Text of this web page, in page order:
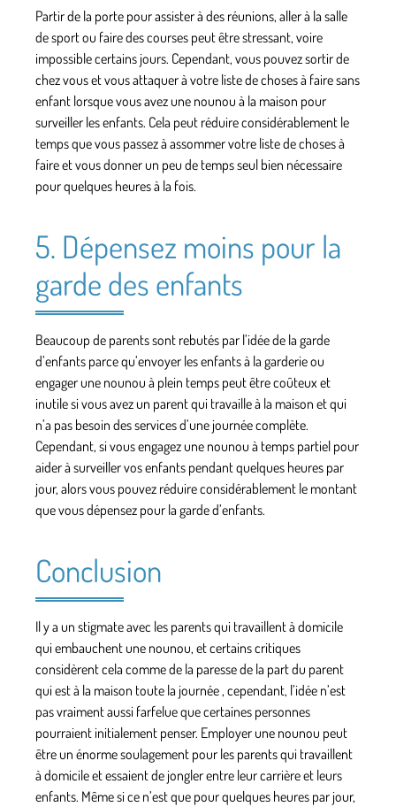
Partir de la porte pour assister à des réunions, aller à la salle
de sport ou faire des courses peut être stressant, voire
impossible certains jours. Cependant, vous pouvez sortir de
chez vous et vous attaquer à votre liste de choses à faire sans
enfant lorsque vous avez une nounou à la maison pour
surveiller les enfants. Cela peut réduire considérablement le
temps que vous passez à assommer votre liste de choses à
faire et vous donner un peu de temps seul bien nécessaire
pour quelques heures à la fois.
5. Dépensez moins pour la
garde des enfants
Beaucoup de parents sont rebutés par l’idée de la garde
d’enfants parce qu’envoyer les enfants à la garderie ou
engager une nounou à plein temps peut être coûteux et
inutile si vous avez un parent qui travaille à la maison et qui
n’a pas besoin des services d’une journée complète.
Cependant, si vous engagez une nounou à temps partiel pour
aider à surveiller vos enfants pendant quelques heures par
jour, alors vous pouvez réduire considérablement le montant
que vous dépensez pour la garde d’enfants.
Conclusion
Il y a un stigmate avec les parents qui travaillent à domicile
qui embauchent une nounou, et certains critiques
considèrent cela comme de la paresse de la part du parent
qui est à la maison toute la journée , cependant, l’idée n’est
pas vraiment aussi farfelue que certaines personnes
pourraient initialement penser. Employer une nounou peut
être un énorme soulagement pour les parents qui travaillent
à domicile et essaient de jongler entre leur carrière et leurs
enfants. Même si ce n’est que pour quelques heures par jour,